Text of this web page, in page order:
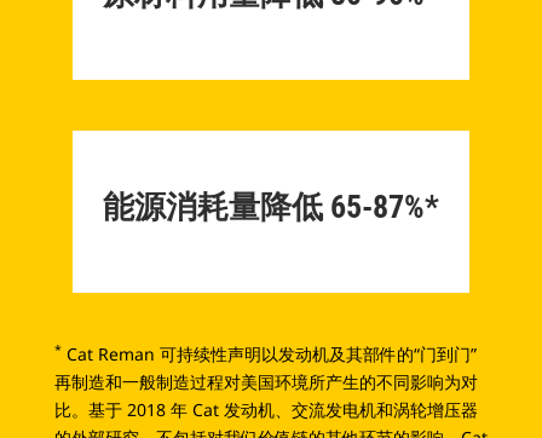
能源消耗量降低 65-87%*
* Cat Reman 可持续性声明以发动机及其部件的“门到门”
再制造和一般制造过程对美国环境所产生的不同影响为对
比。基于 2018 年 Cat 发动机、交流发电机和涡轮增压器